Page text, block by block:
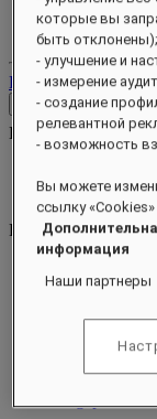
Ваш аккаунт
Ваши
Выйти
Контакты
КОНСЬЕРЖ
RESERVATION
4 Bukit Manis
которые вы
быть отклонены);
- улучшение и
- измерение
- создание
релевантной
- возможность
Вы можете
ссылку
информация
Наши партнеры